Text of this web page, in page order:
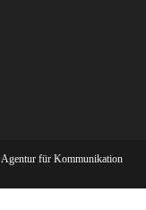
Agentur für Kommunikation